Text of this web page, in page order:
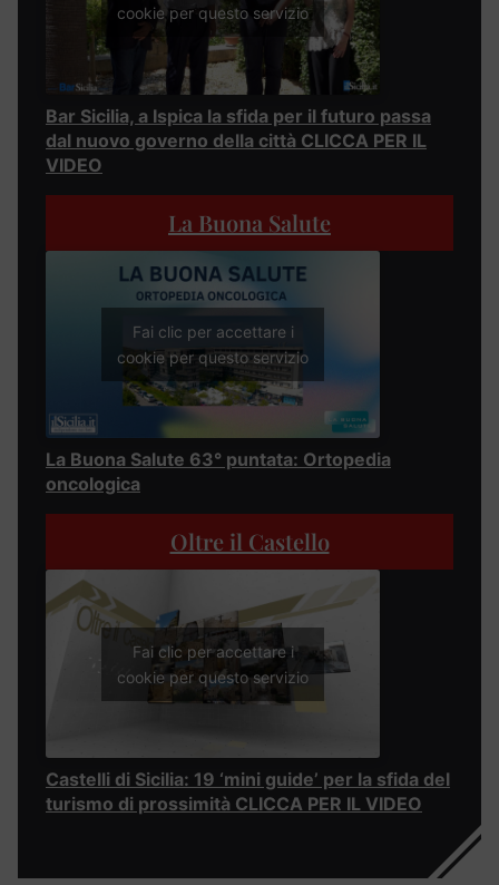
cookie per questo servizio
Bar Sicilia, a Ispica la sfida per il futuro passa
dal nuovo governo della città CLICCA PER IL
VIDEO
La Buona Salute
Fai clic per accettare i
cookie per questo servizio
La Buona Salute 63° puntata: Ortopedia
oncologica
Oltre il Castello
Fai clic per accettare i
cookie per questo servizio
Castelli di Sicilia: 19 ‘mini guide’ per la sfida del
turismo di prossimità CLICCA PER IL VIDEO